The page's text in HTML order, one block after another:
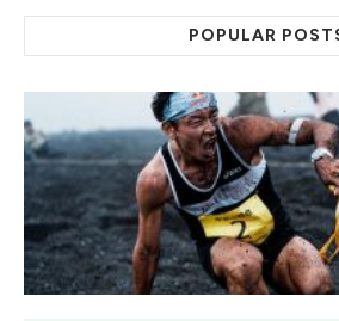
POPULAR